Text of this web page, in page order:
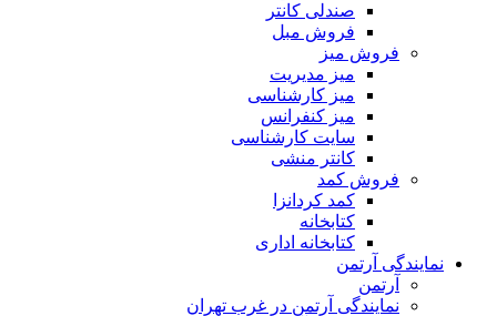
صندلی کانتر
فروش مبل
فروش میز
میز مدیریت
میز کارشناسی
میز کنفرانس
سایت کارشناسی
کانتر منشی
فروش کمد
کمد کردانزا
کتابخانه
کتابخانه اداری
نمایندگی آرتمن
آرتمن
نمایندگی آرتمن در غرب تهران